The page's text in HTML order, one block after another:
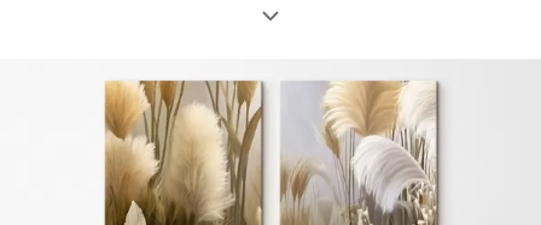
Формат зображення
Бежевий
Нові Картини